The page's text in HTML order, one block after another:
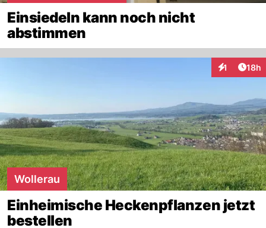
Einsiedeln kann noch nicht
abstimmen
1 18h
Wollerau
Einheimische Heckenpflanzen jetzt
bestellen